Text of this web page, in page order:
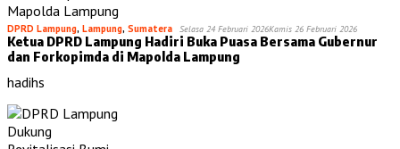
DPRD Lampung, Lampung, Sumatera Selasa 24 Februari 2026Kamis 26 Februari 2026
Ketua DPRD Lampung Hadiri Buka Puasa Bersama Gubernur
dan Forkopimda di Mapolda Lampung
hadihs